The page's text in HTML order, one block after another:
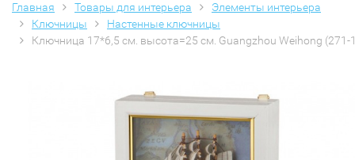
Главная Товары для интерьера
Элементы интерьера
Ключницы
Настенные ключницы
Ключница 17*6,5 см. высота=25 см. Guangzhou Weihong (271-